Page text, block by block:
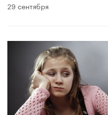
29 сентября